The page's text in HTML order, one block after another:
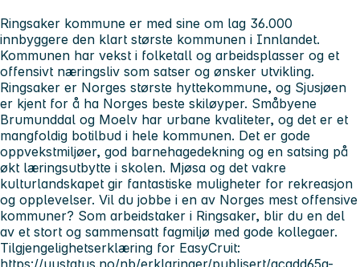
Ringsaker kommune er med sine om lag 36.000
innbyggere den klart største kommunen i Innlandet.
Kommunen har vekst i folketall og arbeidsplasser og et
offensivt næringsliv som satser og ønsker utvikling.
Ringsaker er Norges største hyttekommune, og Sjusjøen
er kjent for å ha Norges beste skiløyper. Småbyene
Brumunddal og Moelv har urbane kvaliteter, og det er et
mangfoldig botilbud i hele kommunen. Det er gode
oppvekstmiljøer, god barnehagedekning og en satsing på
økt læringsutbytte i skolen. Mjøsa og det vakre
kulturlandskapet gir fantastiske muligheter for rekreasjon
og opplevelser. Vil du jobbe i en av Norges mest offensive
kommuner? Som arbeidstaker i Ringsaker, blir du en del
av et stort og sammensatt fagmiljø med gode kollegaer.
Tilgjengelighetserklæring for EasyCruit:
https://uustatus.no/nb/erklaringer/publisert/acadd65a-